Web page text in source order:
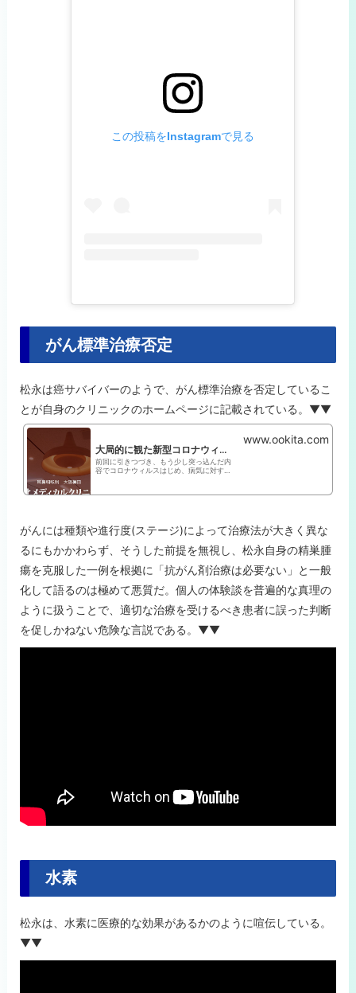
この投稿をInstagramで見る
がん標準治療否定
松永は癌サバイバーのようで、がん標準治療を否定しているこ
とが自身のクリニックのホームページに記載されている。▼▼
大局的に観た新型コロナウィルス予防法 | 症状と解説
前回に引きつづき、もう少し突っ込んだ内
容でコロナウィルスはじめ、病気に対する
www.ookita.com
がんには種類や進行度(ステージ)によって治療法が大きく異な
るにもかかわらず、そうした前提を無視し、松永自身の精巣腫
瘍を克服した一例を根拠に「抗がん剤治療は必要ない」と一般
化して語るのは極めて悪質だ。個人の体験談を普遍的な真理の
ように扱うことで、適切な治療を受けるべき患者に誤った判断
を促しかねない危険な言説である。▼▼
水素
松永は、水素に医療的な効果があるかのように喧伝している。
▼▼